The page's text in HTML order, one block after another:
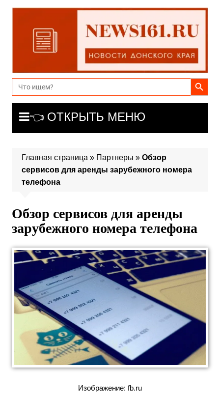
Перейти
содержимому
Search
for:
Search Button
👈 ОТКРЫТЬ МЕНЮ
Главная страница » Партнеры » Обзор
сервисов для аренды зарубежного номера
телефона
Обзор сервисов для аренды
зарубежного номера телефона
Изображение: fb.ru